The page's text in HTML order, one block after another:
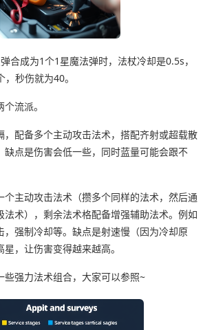
合成为1个1星魔法弹时，法杖冷却是0.5s，
秒伤就为40。
流派。
，配备多个主动攻击法术，搭配齐射或超载散
缺点是伤害会低一些，同时蓝量可能会跟不
个主动攻击法术（攒多个同样的法术，然后通
法术），剩余法术格配备增强辅助法术。例如
，强制冷却等。缺点是射速慢（因为冷却原
，让伤害变得越来越高。
些强力法术组合，大家可以参照~